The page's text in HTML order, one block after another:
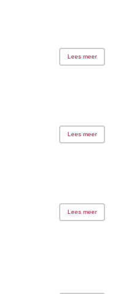
Lees meer
Lees meer
Lees meer